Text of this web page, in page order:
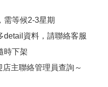
需等候2-3星期
detail資料，請聯絡客服
時下架
主聯絡管理員查詢～